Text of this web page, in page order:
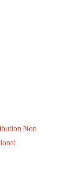
Non